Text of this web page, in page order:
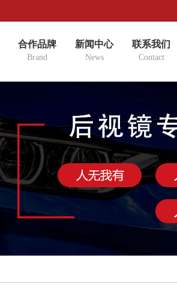
合作品牌
Brand
新闻中心
News
联系我们
Contact